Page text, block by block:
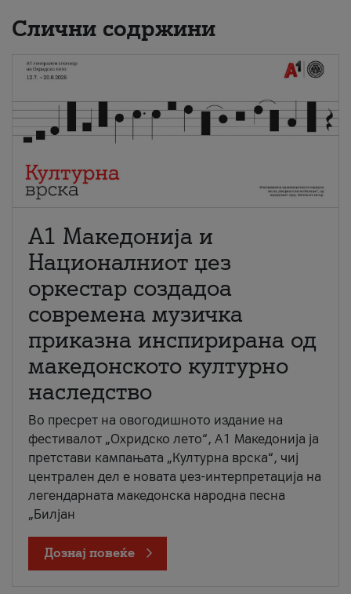
Слични содржини
А1 Македонија и
Националниот џез
оркестар создадоа
современа музичка
приказна инспирирана од
македонското културно
наследство
Во пресрет на овогодишното издание на
фестивалот „Охридско лето“, А1 Македонија ја
претстави кампањата „Културна врска“, чиј
централен дел е новата џез-интерпретација на
легендарната македонска народна песна
„Билјан
Дознај повеќе